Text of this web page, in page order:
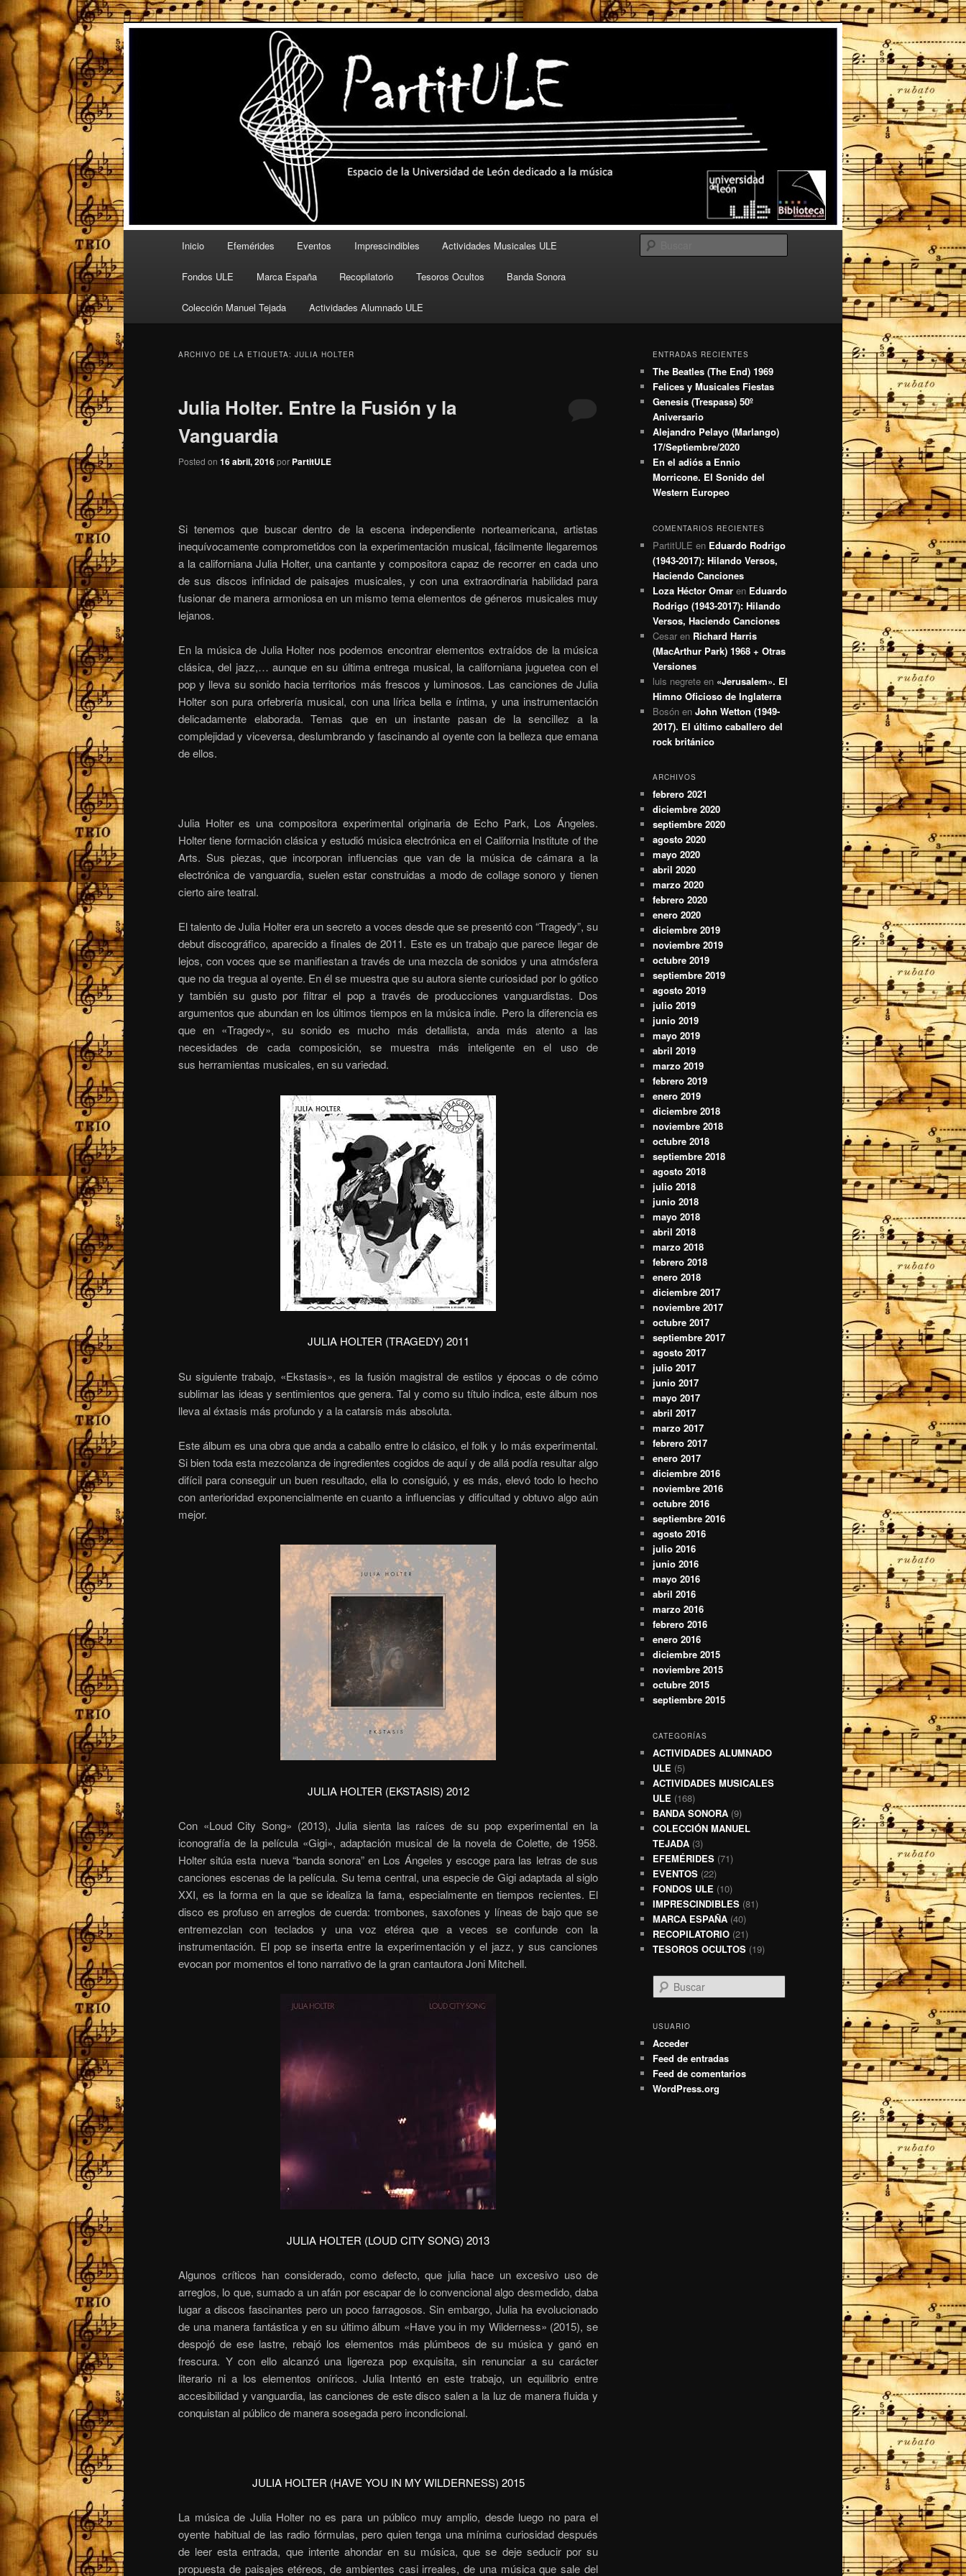
Ir
al
contenido
principal
Ir
al
contenido
secundario
PartitULE
Espacio de la Universidad de León dedicado a la música
Inicio Efemérides Eventos Imprescindibles Actividades Musicales ULE
Fondos ULE Marca España Recopilatorio Tesoros Ocultos Banda Sonora
Colección Manuel Tejada Actividades Alumnado ULE
ARCHIVO DE LA ETIQUETA: JULIA HOLTER
Julia Holter. Entre la Fusión y la
Vanguardia
Posted on 16 abril, 2016por PartitULE
Si tenemos que buscar dentro de la escena independiente norteamericana, artistas
inequívocamente comprometidos con la experimentación musical, fácilmente llegaremos
a la californiana Julia Holter, una cantante y compositora capaz de recorrer en cada uno
de sus discos infinidad de paisajes musicales, y con una extraordinaria habilidad para
fusionar de manera armoniosa en un mismo tema elementos de géneros musicales muy
lejanos.
En la música de Julia Holter nos podemos encontrar elementos extraídos de la música
clásica, del jazz,… aunque en su última entrega musical, la californiana juguetea con el
pop y lleva su sonido hacia territorios más frescos y luminosos. Las canciones de Julia
Holter son pura orfebrería musical, con una lírica bella e íntima, y una instrumentación
delicadamente elaborada. Temas que en un instante pasan de la sencillez a la
complejidad y viceversa, deslumbrando y fascinando al oyente con la belleza que emana
de ellos.
Julia Holter es una compositora experimental originaria de Echo Park, Los Ángeles.
Holter tiene formación clásica y estudió música electrónica en el California Institute of the
Arts. Sus piezas, que incorporan influencias que van de la música de cámara a la
electrónica de vanguardia, suelen estar construidas a modo de collage sonoro y tienen
cierto aire teatral.
El talento de Julia Holter era un secreto a voces desde que se presentó con “Tragedy”, su
debut discográfico, aparecido a finales de 2011. Este es un trabajo que parece llegar de
lejos, con voces que se manifiestan a través de una mezcla de sonidos y una atmósfera
que no da tregua al oyente. En él se muestra que su autora siente curiosidad por lo gótico
y también su gusto por filtrar el pop a través de producciones vanguardistas. Dos
argumentos que abundan en los últimos tiempos en la música indie. Pero la diferencia es
que en «Tragedy», su sonido es mucho más detallista, anda más atento a las
necesidades de cada composición, se muestra más inteligente en el uso de
sus herramientas musicales, en su variedad.
JULIA HOLTER (TRAGEDY) 2011
Su siguiente trabajo, «Ekstasis», es la fusión magistral de estilos y épocas o de cómo
sublimar las ideas y sentimientos que genera. Tal y como su título indica, este álbum nos
lleva al éxtasis más profundo y a la catarsis más absoluta.
Este álbum es una obra que anda a caballo entre lo clásico, el folk y lo más experimental.
Si bien toda esta mezcolanza de ingredientes cogidos de aquí y de allá podía resultar algo
difícil para conseguir un buen resultado, ella lo consiguió, y es más, elevó todo lo hecho
con anterioridad exponencialmente en cuanto a influencias y dificultad y obtuvo algo aún
mejor.
JULIA HOLTER (EKSTASIS) 2012
Con «Loud City Song» (2013), Julia sienta las raíces de su pop experimental en la
iconografía de la película «Gigi», adaptación musical de la novela de Colette, de 1958.
Holter sitúa esta nueva “banda sonora” en Los Ángeles y escoge para las letras de sus
canciones escenas de la película. Su tema central, una especie de Gigi adaptada al siglo
XXI, es la forma en la que se idealiza la fama, especialmente en tiempos recientes. El
disco es profuso en arreglos de cuerda: trombones, saxofones y líneas de bajo que se
entremezclan con teclados y una voz etérea que a veces se confunde con la
instrumentación. El pop se inserta entre la experimentación y el jazz, y sus canciones
evocan por momentos el tono narrativo de la gran cantautora Joni Mitchell.
JULIA HOLTER (LOUD CITY SONG) 2013
Algunos críticos han considerado, como defecto, que julia hace un excesivo uso de
arreglos, lo que, sumado a un afán por escapar de lo convencional algo desmedido, daba
lugar a discos fascinantes pero un poco farragosos. Sin embargo, Julia ha evolucionado
de una manera fantástica y en su último álbum «Have you in my Wilderness» (2015), se
despojó de ese lastre, rebajó los elementos más plúmbeos de su música y ganó en
frescura. Y con ello alcanzó una ligereza pop exquisita, sin renunciar a su carácter
literario ni a los elementos oníricos. Julia Intentó en este trabajo, un equilibrio entre
accesibilidad y vanguardia, las canciones de este disco salen a la luz de manera fluida y
conquistan al público de manera sosegada pero incondicional.
JULIA HOLTER (HAVE YOU IN MY WILDERNESS) 2015
La música de Julia Holter no es para un público muy amplio, desde luego no para el
oyente habitual de las radio fórmulas, pero quien tenga una mínima curiosidad después
de leer esta entrada, que intente ahondar en su música, que se deje seducir por su
propuesta de paisajes etéreos, de ambientes casi irreales, de una música que sale del
ENTRADAS RECIENTES
The Beatles (The End) 1969
Felices y Musicales Fiestas
Genesis (Trespass) 50º
Aniversario
Alejandro Pelayo (Marlango)
17/Septiembre/2020
En el adiós a Ennio
Morricone. El Sonido del
Western Europeo
COMENTARIOS RECIENTES
PartitULE en Eduardo Rodrigo
(1943-2017): Hilando Versos,
Haciendo Canciones
Loza Héctor Omar en Eduardo
Rodrigo (1943-2017): Hilando
Versos, Haciendo Canciones
Cesar en Richard Harris
(MacArthur Park) 1968 + Otras
Versiones
luis negrete en «Jerusalem». El
Himno Oficioso de Inglaterra
Bosón en John Wetton (1949-
2017). El último caballero del
rock británico
ARCHIVOS
febrero 2021
diciembre 2020
septiembre 2020
agosto 2020
mayo 2020
abril 2020
marzo 2020
febrero 2020
enero 2020
diciembre 2019
noviembre 2019
octubre 2019
septiembre 2019
agosto 2019
julio 2019
junio 2019
mayo 2019
abril 2019
marzo 2019
febrero 2019
enero 2019
diciembre 2018
noviembre 2018
octubre 2018
septiembre 2018
agosto 2018
julio 2018
junio 2018
mayo 2018
abril 2018
marzo 2018
febrero 2018
enero 2018
diciembre 2017
noviembre 2017
octubre 2017
septiembre 2017
agosto 2017
julio 2017
junio 2017
mayo 2017
abril 2017
marzo 2017
febrero 2017
enero 2017
diciembre 2016
noviembre 2016
octubre 2016
septiembre 2016
agosto 2016
julio 2016
junio 2016
mayo 2016
abril 2016
marzo 2016
febrero 2016
enero 2016
diciembre 2015
noviembre 2015
octubre 2015
septiembre 2015
CATEGORÍAS
ACTIVIDADES ALUMNADO
ULE (5)
ACTIVIDADES MUSICALES
ULE (168)
BANDA SONORA (9)
COLECCIÓN MANUEL
TEJADA (3)
EFEMÉRIDES (71)
EVENTOS (22)
FONDOS ULE (10)
IMPRESCINDIBLES (81)
MARCA ESPAÑA (40)
RECOPILATORIO (21)
TESOROS OCULTOS (19)
u
c
r
USUARIO
Acceder
Feed de entradas
Feed de comentarios
WordPress.org